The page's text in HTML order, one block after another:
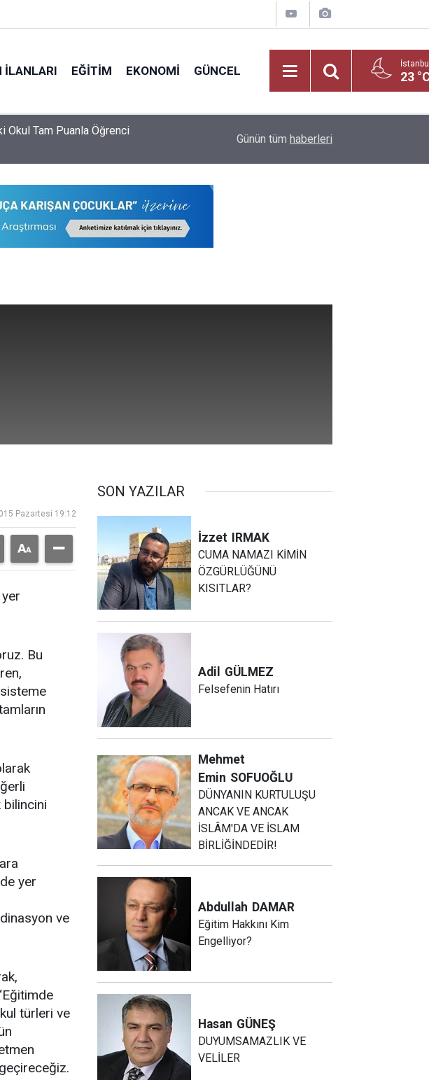
İLANLARI EĞITIM EKONOMI GÜNCEL 23
En İyi Liseleri Belli Oldu
Bürokratik Devrim!
Günün tüm haberleri
Pazartesi 19:12
Bu
bilincini
yer
ve
türleri ve
SON YAZILAR
İzzet IRMAK
CUMA NAMAZI KİMİN
ÖZGÜRLÜĞÜNÜ
KISITLAR?
Adil GÜLMEZ
Felsefenin Hatırı
Mehmet
Emin SOFUOĞLU
DÜNYANIN KURTULUŞU
ANCAK VE ANCAK
İSLÂM'DA VE İSLAM
BİRLİĞİNDEDİR!
Abdullah DAMAR
Eğitim Hakkını Kim
Engelliyor?
Hasan GÜNEŞ
DUYUMSAMAZLIK VE
VELİLER